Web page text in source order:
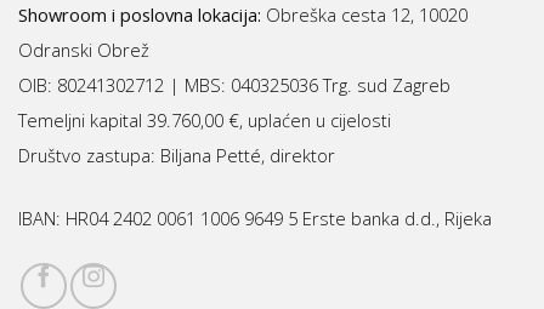
Showroom i poslovna lokacija: Obreška cesta 12, 10020
Odranski Obrež
OIB: 80241302712 | MBS: 040325036 Trg. sud Zagreb
Temeljni kapital 39.760,00 €, uplaćen u cijelosti
Društvo zastupa: Biljana Petté, direktor
IBAN: HR04 2402 0061 1006 9649 5 Erste banka d.d., Rijeka